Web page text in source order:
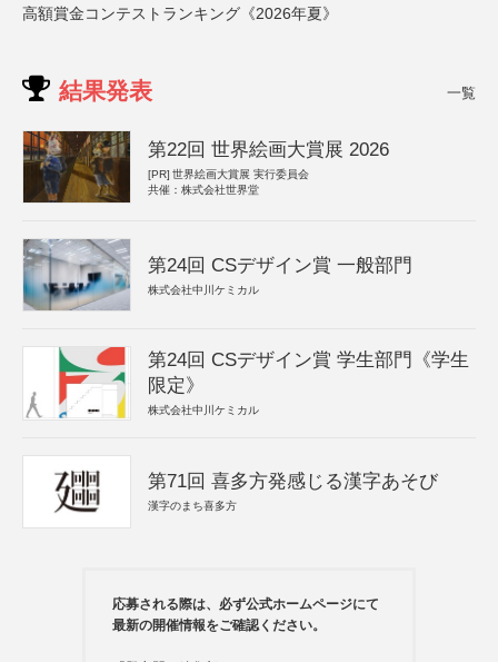
高額賞金コンテストランキング《2026年夏》
結果発表 一覧
第22回 世界絵画大賞展 2026
[PR] 世界絵画大賞展 実行委員会
共催：株式会社世界堂
第24回 CSデザイン賞 一般部門
株式会社中川ケミカル
第24回 CSデザイン賞 学生部門《学生
限定》
株式会社中川ケミカル
第71回 喜多方発感じる漢字あそび
漢字のまち喜多方
応募される際は、必ず公式ホームページにて
最新の開催情報をご確認ください。